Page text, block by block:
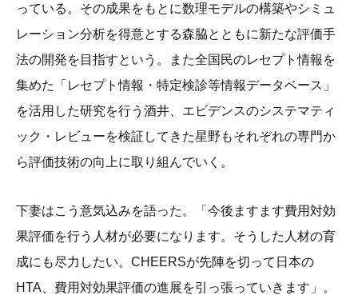
っている。その成果をもとに数理モデルの構築やシミュ
レーション分析を得意とする森脇とともに新たな評価手
法の開発を目指すという。また全国民のレセプト情報を
集めた「レセプト情報・特定検診等情報データベース」
を活用した研究を行う酒井、エビデンスのシステマティ
ック・レビューを検証してきた星野もそれぞれの専門か
ら評価技術の向上に取り組んでいく。
下妻はこう意気込みを語った。「今後ますます費用対効
果評価を行う人材が必要になります。そうした人材の育
成にも尽力したい。CHEERSが先陣を切って日本の
HTA、費用対効果評価の進展を引っ張っていきます」。